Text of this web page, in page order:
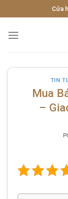
to
content
Cửa
TIN
Mua
–